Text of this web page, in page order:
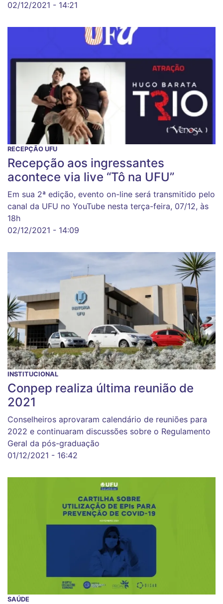
02/12/2021 - 14:21
RECEPÇÃO UFU
Recepção aos ingressantes
acontece via live “Tô na UFU”
Em sua 2ª edição, evento on-line será transmitido pelo
canal da UFU no YouTube nesta terça-feira, 07/12, às
18h
02/12/2021 - 14:09
INSTITUCIONAL
Conpep realiza última reunião de
2021
Conselheiros aprovaram calendário de reuniões para
2022 e continuaram discussões sobre o Regulamento
Geral da pós-graduação
01/12/2021 - 16:42
SAÚDE